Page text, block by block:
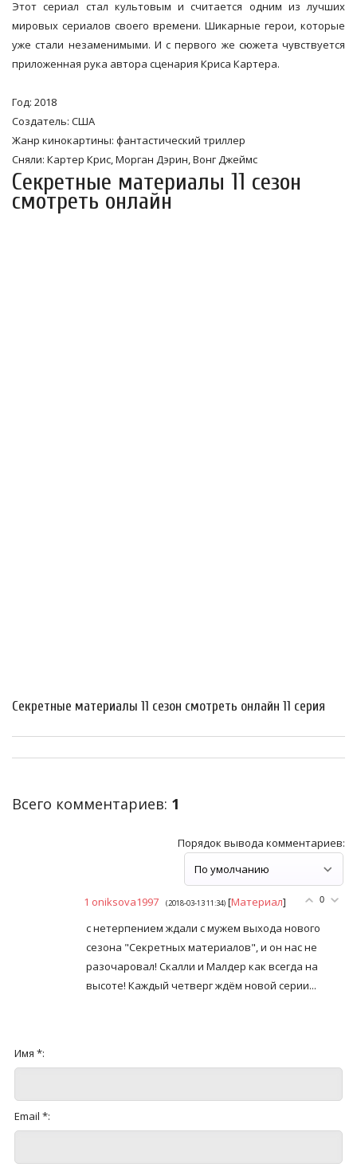
Этот сериал стал культовым и считается одним из лучших
мировых сериалов своего времени. Шикарные герои, которые
уже стали незаменимыми. И с первого же сюжета чувствуется
приложенная рука автора сценария Криса Картера.
Год: 2018
Создатель: США
Жанр кинокартины: фантастический триллер
Сняли: Картер Крис, Морган Дэрин, Вонг Джеймс
Секретные материалы 11 сезон
смотреть онлайн
Секретные материалы 11 сезон смотреть онлайн 11 серия
Всего комментариев: 1
Порядок вывода комментариев:
0
1 oniksova1997 (2018-03-13 11:34) [Материал]
с нетерпением ждали с мужем выхода нового
сезона "Секретных материалов", и он нас не
разочаровал! Скалли и Малдер как всегда на
высоте! Каждый четверг ждём новой серии...
Имя *:
Email *: